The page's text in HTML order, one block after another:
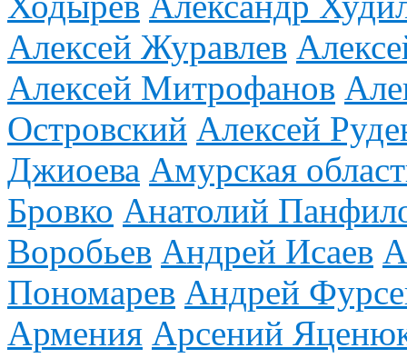
Алексей Журавлев
Алексей Митрофанов
Островский Алексей
Джиоева Амурская
Бровко Анатолий
Воробьев Андрей Исаев
Пономарев Андрей
Армения Арсений